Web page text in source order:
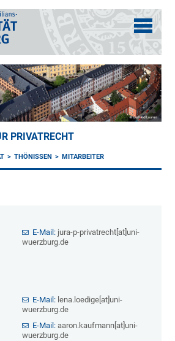
PRIVATRECHT
THÖNISSEN MITARBEITER
E-Mail: jura-p-privatrecht[at]uni-
wuerzburg.de
E-Mail: lena.loedige[at]uni-
wuerzburg.de
E-Mail: aaron.kaufmann[at]uni-
wuerzburg.de